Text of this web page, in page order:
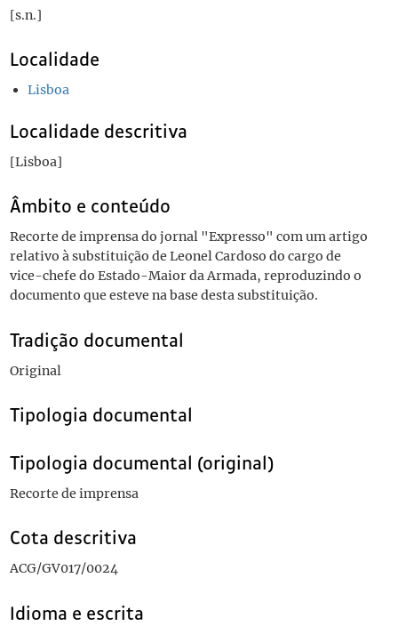
[s.n.]
Localidade
Lisboa
Localidade descritiva
[Lisboa]
Âmbito e conteúdo
Recorte de imprensa do jornal "Expresso" com um artigo
relativo à substituição de Leonel Cardoso do cargo de
vice-chefe do Estado-Maior da Armada, reproduzindo o
documento que esteve na base desta substituição.
Tradição documental
Original
Tipologia documental
Tipologia documental (original)
Recorte de imprensa
Cota descritiva
ACG/GV017/0024
Idioma e escrita